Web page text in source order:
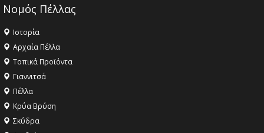
Νομός Πέλλας
Ιστορία
Αρχαία Πέλλα
Τοπικά Προϊόντα
Γιαννιτσά
Πέλλα
Κρύα Βρύση
Σκύδρα